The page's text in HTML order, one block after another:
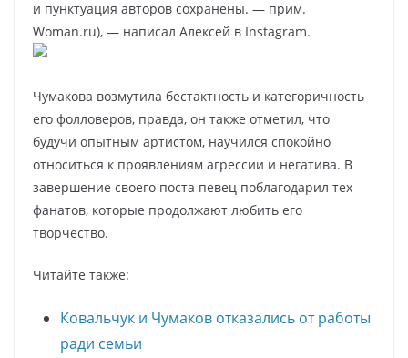
и пунктуация авторов сохранены. — прим.
Woman.ru), — написал Алексей в Instagram.
Чумакова возмутила бестактность и категоричность
его фолловеров, правда, он также отметил, что
будучи опытным артистом, научился спокойно
относиться к проявлениям агрессии и негатива. В
завершение своего поста певец поблагодарил тех
фанатов, которые продолжают любить его
творчество.
Читайте также:
Ковальчук и Чумаков отказались от работы
ради семьи